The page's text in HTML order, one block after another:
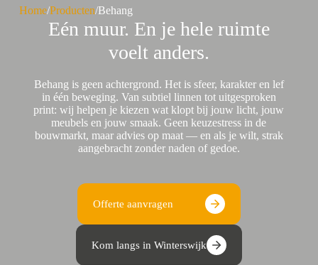
Home/Producten/Behang
Eén muur. En je hele ruimte
voelt anders.
Behang is geen achtergrond. Het is sfeer, karakter en lef
in één beweging. Van subtiel linnen tot uitgesproken
print: wij helpen je kiezen wat klopt bij jouw licht, jouw
meubels en jouw smaak. Geen keuzestress in de
bouwmarkt, maar advies op maat — en als je wilt, strak
aangebracht zonder naden of gedoe.
Offerte aanvragen
Kom langs in Winterswijk